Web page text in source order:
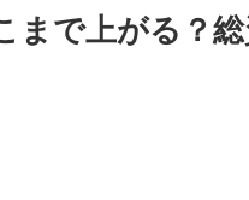
まで上がる？